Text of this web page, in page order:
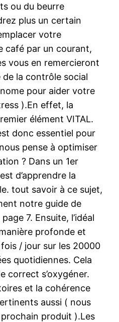
ou du beurre
plus un certain
votre
café par un courant,
vous en remercieront
la contrôle social
pour aider votre
).En effet, la
élément VITAL.
donc essentiel pour
pense à optimiser
? Dans un 1er
d’apprendre la
tout savoir à ce sujet,
notre guide de
7. Ensuite, l’idéal
profonde et
/ jour sur les 20000
quotidiennes. Cela
correct s’oxygéner.
et la cohérence
aussi ( nous
produit ).Les